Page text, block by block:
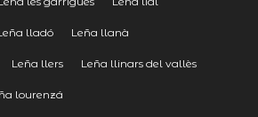
lladó Leña llanà
Leña llers Leña llinars del vallès
lourenzá